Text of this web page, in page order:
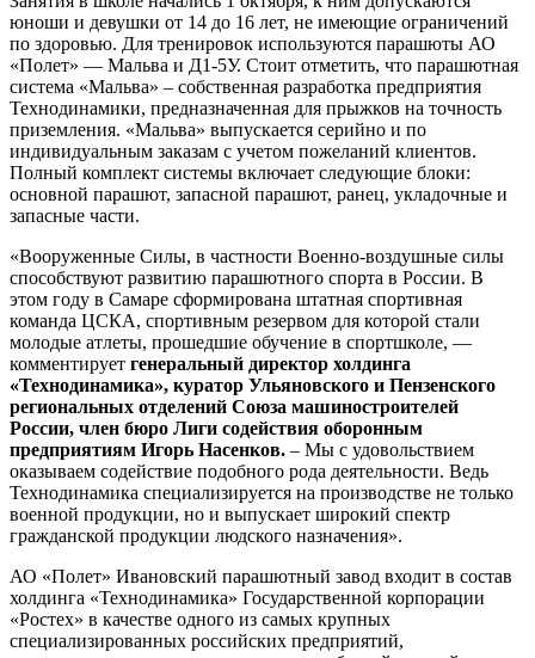
юноши и девушки от 14 до 16 лет, не имеющие ограничений
по здоровью. Для тренировок используются парашюты АО
«Полет» — Мальва и Д1-5У. Стоит отметить, что парашютная
система «Мальва» – собственная разработка предприятия
Технодинамики, предназначенная для прыжков на точность
приземления. «Мальва» выпускается серийно и по
индивидуальным заказам с учетом пожеланий клиентов.
Полный комплект системы включает следующие блоки:
основной парашют, запасной парашют, ранец, укладочные и
запасные части.
«Вооруженные Силы, в частности Военно-воздушные силы
способствуют развитию парашютного спорта в России. В
этом году в Самаре сформирована штатная спортивная
команда ЦСКА, спортивным резервом для которой стали
молодые атлеты, прошедшие обучение в спортшколе, —
комментирует генеральный директор холдинга
«Технодинамика», куратор Ульяновского и Пензенского
региональных отделений Союза машиностроителей
России, член бюро Лиги содействия оборонным
предприятиям Игорь Насенков. – Мы с удовольствием
оказываем содействие подобного рода деятельности. Ведь
Технодинамика специализируется на производстве не только
военной продукции, но и выпускает широкий спектр
гражданской продукции людского назначения».
АО «Полет» Ивановский парашютный завод входит в состав
холдинга «Технодинамика» Государственной корпорации
«Ростех» в качестве одного из самых крупных
специализированных российских предприятий,